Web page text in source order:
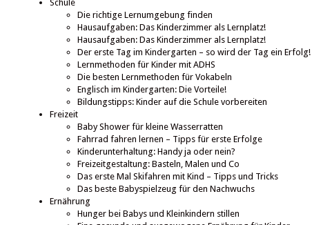
Schule
Die richtige Lernumgebung finden
Hausaufgaben: Das Kinderzimmer als Lernplatz!
Hausaufgaben: Das Kinderzimmer als Lernplatz!
Der erste Tag im Kindergarten – so wird der Tag ein Erfolg!
Lernmethoden für Kinder mit ADHS
Die besten Lernmethoden für Vokabeln
Englisch im Kindergarten: Die Vorteile!
Bildungstipps: Kinder auf die Schule vorbereiten
Freizeit
Baby Shower für kleine Wasserratten
Fahrrad fahren lernen – Tipps für erste Erfolge
Kinderunterhaltung: Handy ja oder nein?
Freizeitgestaltung: Basteln, Malen und Co
Das erste Mal Skifahren mit Kind – Tipps und Tricks
Das beste Babyspielzeug für den Nachwuchs
Ernährung
Hunger bei Babys und Kleinkindern stillen